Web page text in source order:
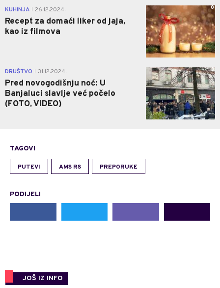
KUHINJA 26.12.2024.
Recept za domaći liker od jaja,
kao iz filmova
0
DRUŠTVO 31.12.2024.
Pred novogodišnju noć: U
Banjaluci slavlje već počelo
(FOTO, VIDEO)
3
TAGOVI
PUTEVI AMS RS PREPORUKE
PODIJELI
JOŠ IZ INFO